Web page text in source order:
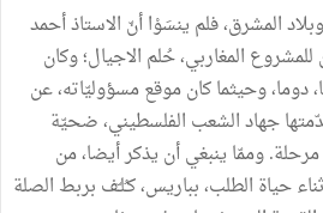
وبلادالمشرق،فلم ينسَوْاأنّ الاستاذأحمد
للمشروع المغاربي،حُلم الاجيال؛وكان
دوما،وحيثماكانموقعمسؤوليّاته،عن
جهادالشعب الفلسطيني،ضحيّة
مرحلة.وممّا ينبغيأن يذكرأيضا،من
حياة الطلب،بباريس،كـُلـّف بربط الصلة